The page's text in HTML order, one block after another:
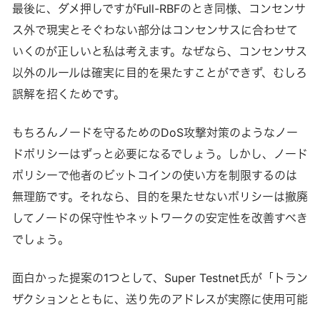
最後に、ダメ押しですがFull-RBFのとき同様、コンセンサ
ス外で現実とそぐわない部分はコンセンサスに合わせて
いくのが正しいと私は考えます。なぜなら、コンセンサス
以外のルールは確実に目的を果たすことができず、むしろ
誤解を招くためです。
もちろんノードを守るためのDoS攻撃対策のようなノー
ドポリシーはずっと必要になるでしょう。しかし、ノード
ポリシーで他者のビットコインの使い方を制限するのは
無理筋です。それなら、目的を果たせないポリシーは撤廃
してノードの保守性やネットワークの安定性を改善すべき
でしょう。
面白かった提案の1つとして、Super Testnet氏が「トラン
ザクションとともに、送り先のアドレスが実際に使用可能